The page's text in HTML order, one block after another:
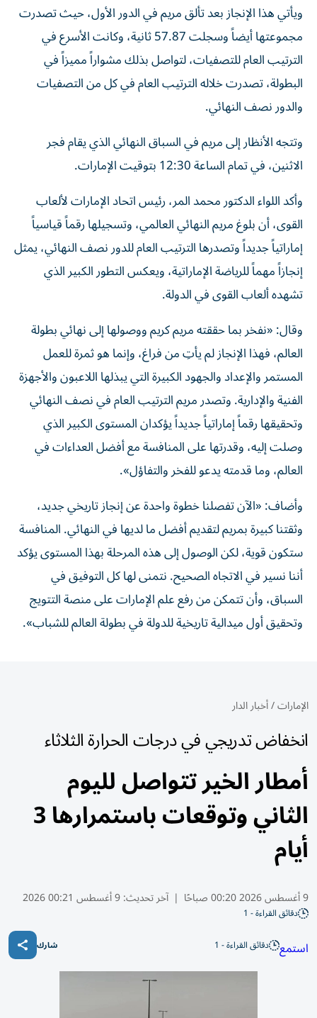
ويأتي هذا الإنجاز بعد تألق مريم في الدور الأول، حيث تصدرت
مجموعتها أيضاً وسجلت 57.87 ثانية، وكانت الأسرع في
الترتيب العام للتصفيات، لتواصل بذلك مشواراً مميزاً في
البطولة، تصدرت خلاله الترتيب العام في كل من التصفيات
والدور نصف النهائي.
وتتجه الأنظار إلى مريم في السباق النهائي الذي يقام فجر
الاثنين، في تمام الساعة 12:30 بتوقيت الإمارات.
وأكد اللواء الدكتور محمد المر، رئيس اتحاد الإمارات لألعاب
القوى، أن بلوغ مريم النهائي العالمي، وتسجيلها رقماً قياسياً
إماراتياً جديداً وتصدرها الترتيب العام للدور نصف النهائي، يمثل
إنجازاً مهماً للرياضة الإماراتية، ويعكس التطور الكبير الذي
تشهده ألعاب القوى في الدولة.
وقال: «نفخر بما حققته مريم كريم ووصولها إلى نهائي بطولة
العالم، فهذا الإنجاز لم يأتِ من فراغ، وإنما هو ثمرة للعمل
المستمر والإعداد والجهود الكبيرة التي يبذلها اللاعبون والأجهزة
الفنية والإدارية. وتصدر مريم الترتيب العام في نصف النهائي
وتحقيقها رقماً إماراتياً جديداً يؤكدان المستوى الكبير الذي
وصلت إليه، وقدرتها على المنافسة مع أفضل العداءات في
العالم، وما قدمته يدعو للفخر والتفاؤل».
وأضاف: «الآن تفصلنا خطوة واحدة عن إنجاز تاريخي جديد،
وثقتنا كبيرة بمريم لتقديم أفضل ما لديها في النهائي. المنافسة
ستكون قوية، لكن الوصول إلى هذه المرحلة بهذا المستوى يؤكد
أننا نسير في الاتجاه الصحيح. نتمنى لها كل التوفيق في
السباق، وأن تتمكن من رفع علم الإمارات على منصة التتويج
وتحقيق أول ميدالية تاريخية للدولة في بطولة العالم للشباب».
الإمارات/أخبار الدار
انخفاض تدريجي في درجات الحرارة الثلاثاء
أمطار الخير تتواصل لليوم
الثاني وتوقعات باستمرارها 3
أيام
9 أغسطس 2026 00:20 صباحًا | آخر تحديث:9 أغسطس 00:21 2026
دقائق القراءة - 1
استمع دقائق القراءة - 1 شارك